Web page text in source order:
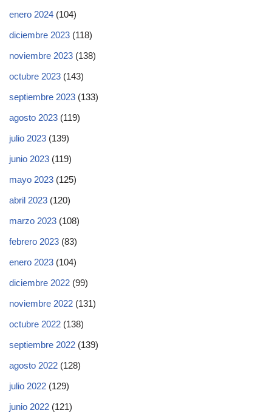
enero 2024 (104)
diciembre 2023 (118)
noviembre 2023 (138)
octubre 2023 (143)
septiembre 2023 (133)
agosto 2023 (119)
julio 2023 (139)
junio 2023 (119)
mayo 2023 (125)
abril 2023 (120)
marzo 2023 (108)
febrero 2023 (83)
enero 2023 (104)
diciembre 2022 (99)
noviembre 2022 (131)
octubre 2022 (138)
septiembre 2022 (139)
agosto 2022 (128)
julio 2022 (129)
junio 2022 (121)